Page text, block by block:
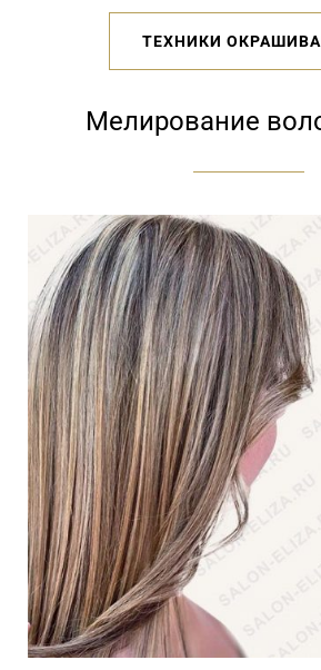
ТЕХНИКИ
Мелирование